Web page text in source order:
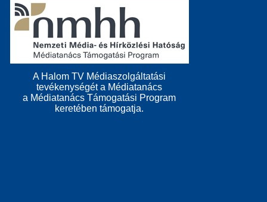
A Halom TV Médiaszolgáltatási
tevékenységét a Médiatanács
a Médiatanács Támogatási Program
keretében támogatja.